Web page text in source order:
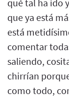
qué tal ha ido
que ya está
está
comentar
saliendo,
chirrían
como todo,